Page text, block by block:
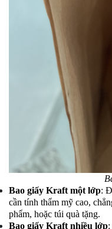
Bao giấy Kraft một lớp:
cần tính thẩm mỹ cao,
phẩm, hoặc túi quà tặng.
Bao giấy Kraft nhiều lớp